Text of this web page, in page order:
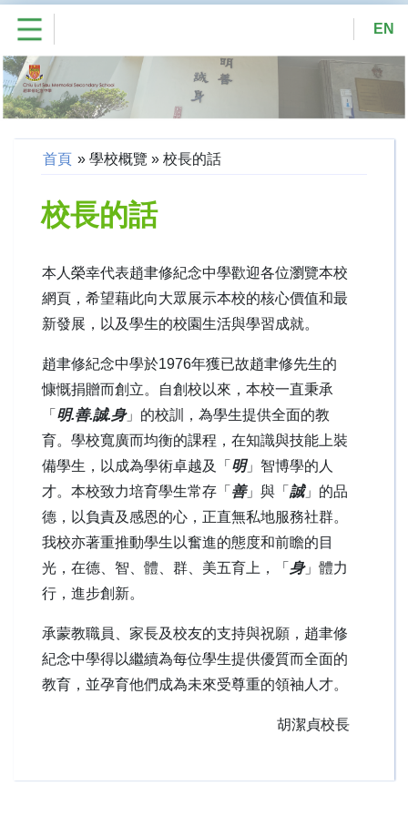
EN
首頁 » 學校概覽 » 校長的話
校長的話
本人榮幸代表趙聿修紀念中學歡迎各位瀏覽本校
網頁，希望藉此向大眾展示本校的核心價值和最
新發展，以及學生的校園生活與學習成就。
趙聿修紀念中學於1976年獲已故趙聿修先生的
慷慨捐贈而創立。自創校以來，本校一直秉承
「 明.善.誠.身」的校訓，為學生提供全面的教
育。學校寬廣而均衡的課程，在知識與技能上裝
備學生，以成為學術卓越及「 明」智博學的人
才。本校致力培育學生常存「 善」與「 誠」的品
德，以負責及感恩的心，正直無私地服務社群。
我校亦著重推動學生以奮進的態度和前瞻的目
光，在德、智、體、群、美五育上，「 身」體力
行，進步創新。
承蒙教職員、家長及校友的支持與祝願，趙聿修
紀念中學得以繼續為每位學生提供優質而全面的
教育，並孕育他們成為未來受尊重的領袖人才。
胡潔貞校長